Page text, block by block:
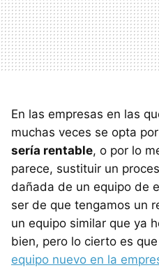
En las empresas en las
muchas veces se opta
sería rentable, o por lo
parece, sustituir un
dañada de un equipo de
ser de que tengamos un
un equipo similar que ya
bien, pero lo cierto es
equipo nuevo en la